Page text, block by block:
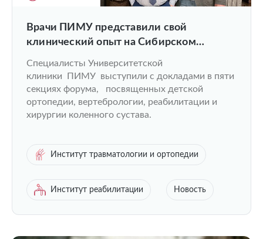
Врачи ПИМУ представили свой
клинический опыт на Сибирском
Специалисты Университетской
клиники ПИМУ выступили с докладами в пяти
секциях форума, посвященных детской
ортопедии, вертебрологии, реабилитации и
хирургии коленного сустава.
Институт травматологии и ортопедии
Институт реабилитации Новость